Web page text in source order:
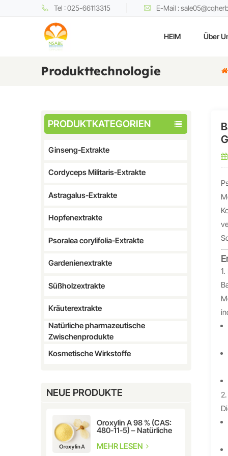
Tel : 025-66113315 E-Mail :
HEIM Über
Produkttechnologie
PRODUKTKATEGORIEN
Ginseng-Extrakte
Cordyceps Militaris-Extrakte
Astragalus-Extrakte
Hopfenextrakte
Psoralea corylifolia-Extrakte
Gardenienextrakte
Süßholzextrakte
Kräuterextrakte
Natürliche pharmazeutische
Zwischenprodukte
Kosmetische Wirkstoffe
NEUE PRODUKTE
Oroxylin A 98 % (CAS:
480-11-5) – Natürliche
Flavonoidverbindung
für die
MEHR LESEN